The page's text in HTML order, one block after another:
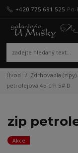
+420 775 691 525 Po-
Úvod Zdrhovadla
petrolejová 45 cm 5# D
zip
Akce